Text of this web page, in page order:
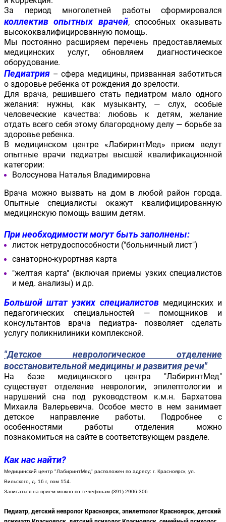
За период многолетней работы сформировался
коллектив опытных врачей,способных оказывать
высококвалифицированную помощь.
Мы постоянно расширяем перечень предоставляемых
медицинских услуг, обновляем диагностическое
оборудование.
Педиатрия – сфера медицины, призванная заботиться
о здоровье ребенка от рождения до зрелости.
Для врача, решившего стать педиатром мало одного
желания: нужны, как музыканту, — слух, особые
человеческие качества: любовь к детям, желание
отдать всего себя этому благородному делу — борьбе за
здоровье ребенка.
В медицинском центре «ЛабиринтМед» прием ведут
опытные врачи педиатры высшей квалификационной
категории:
Волосунова Наталья Владимировна
Врача можно вызвать на дом в любой район города.
Опытные специалисты окажут квалифицированную
медицинскую помощь вашим детям.
При необходимости могут быть заполнены:
листок нетрудоспособности ("больничный лист")
санаторно-курортная карта
"желтая карта" (включая приемы узких специалистов
и мед. анализы) и др.
Большой штат узких специалистов медицинских и
педагогических специальностей — помощников и
консультантов врача педиатра- позволяет сделать
услугу поликнилиники комплексной.
"Детское неврологическое отделение
восстановительной медицины и развития речи"
На базе медицинского центра "ЛабиринтМед"
существует отделение неврологии, эпилептологии и
нарушений сна под руководством к.м.н. Бархатова
Михаила Валерьевича. Особое место в нем занимает
детское направление работы. Подробнее с
особенностями работы отделения можно
познакомиться на сайте в соответствующем разделе.
Как нас найти?
Медицинский центр "ЛабиринтМед" расположен по адресу: г. Красноярск, ул.
Вильского, д. 16 г, пом 154.
Записаться на прием можно по телефонам (391) 2906-306
Педиатр, детский невролог Красноярск, эпилетполог Красноярск, детский